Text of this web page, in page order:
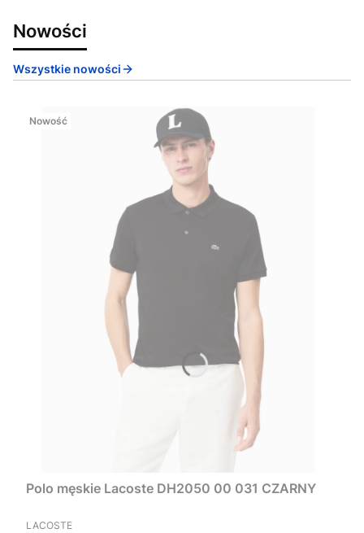
Nowości
Wszystkie nowości
Nowość
Polo męskie Lacoste DH2050 00 031 CZARNY
PRODUCENT
LACOSTE